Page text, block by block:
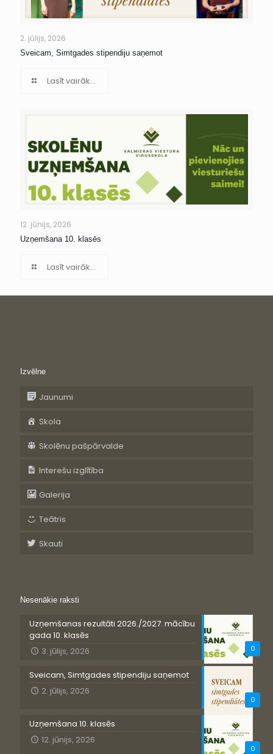
2. jūlijs, 2026
Sveicam, Simtgades stipendiju saņemot
Lasīt vairāk...
12. jūnijs, 2026
Uzņemšana 10. klasēs
Lasīt vairāk...
Izvēlne
Jaunumi
Skola
Skolēnu pašpārvalde
Interešu izglītība
Galerija
Teātris
Skauti
Nesenākie raksti
0
Uzņemšanas rezultāti 2026./2027. mācību
gada 10. klasēs
3. jūlijs, 2026
0
Sveicam, Simtgades stipendiju saņemot
2. jūlijs, 2026
0
Uzņemšana 10. klasēs
12. jūnijs, 2026